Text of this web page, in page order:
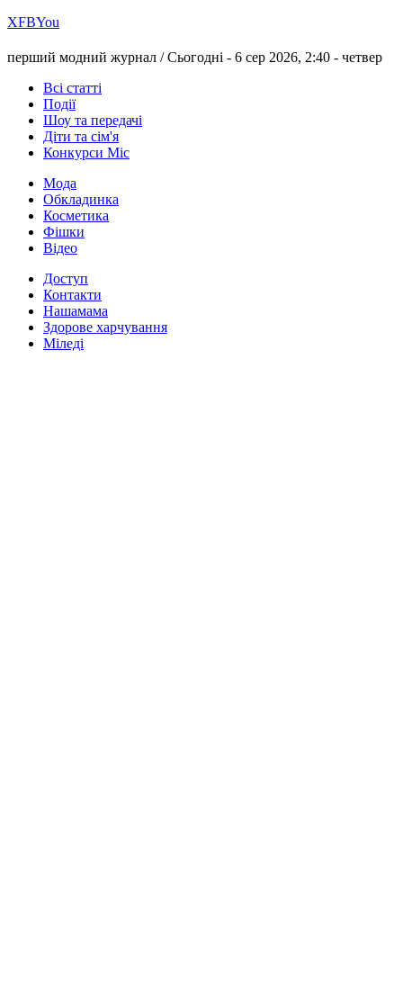
ХFBYou
перший модний журнал /Сьогодні - 6 сер 2026, 2:40 - четвер
Всі статті
Події
Шоу та передачі
Діти та сім'я
Конкурси Міс
Мода
Обкладинка
Косметика
Фішки
Відео
Доступ
Контакти
Нашамама
Здорове харчування
Міледі